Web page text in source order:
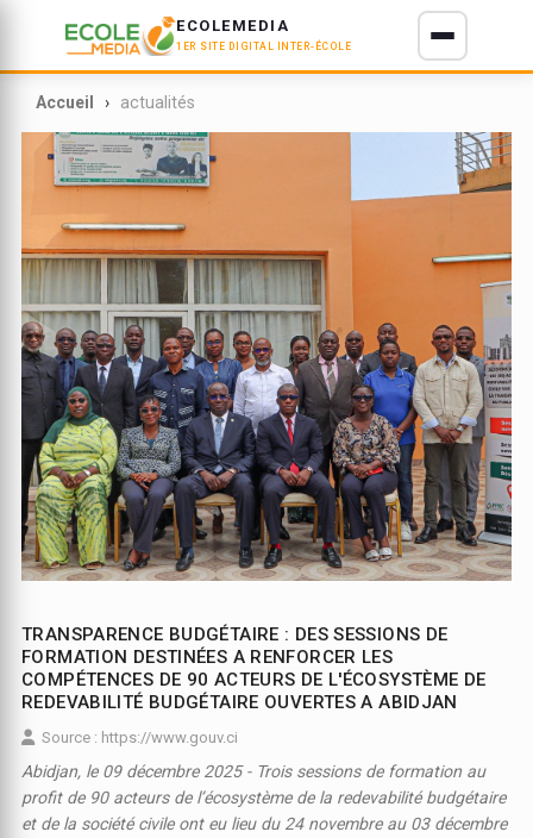
ECOLEMEDIA
1ER SITE DIGITAL INTER-ÉCOLE
Accueil actualités
TRANSPARENCE BUDGÉTAIRE : DES SESSIONS DE
FORMATION DESTINÉES A RENFORCER LES
COMPÉTENCES DE 90 ACTEURS DE L'ÉCOSYSTÈME DE
REDEVABILITÉ BUDGÉTAIRE OUVERTES A ABIDJAN
Source : https://www.gouv.ci
Abidjan, le 09 décembre 2025 - Trois sessions de formation au
profit de 90 acteurs de l’écosystème de la redevabilité budgétaire
et de la société civile ont eu lieu du 24 novembre au 03 décembre